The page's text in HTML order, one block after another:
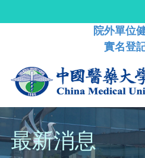
院外單位
實名登
最新消息